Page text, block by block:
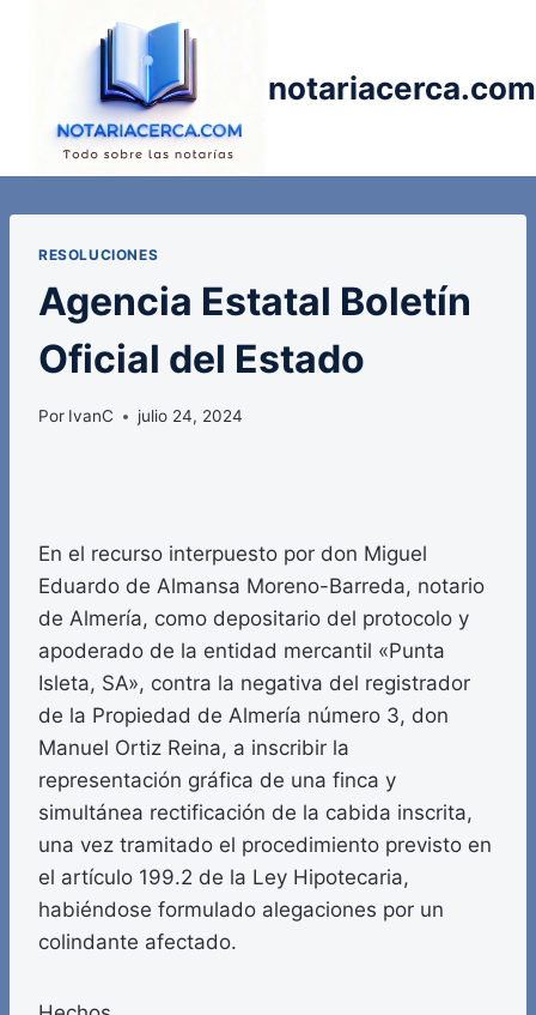
notariacerca.com
RESOLUCIONES
Agencia Estatal Boletín
Oficial del Estado
Por IvanC julio 24, 2024
En el recurso interpuesto por don Miguel
Eduardo de Almansa Moreno-Barreda, notario
de Almería, como depositario del protocolo y
apoderado de la entidad mercantil «Punta
Isleta, SA», contra la negativa del registrador
de la Propiedad de Almería número 3, don
Manuel Ortiz Reina, a inscribir la
representación gráfica de una finca y
simultánea rectificación de la cabida inscrita,
una vez tramitado el procedimiento previsto en
el artículo 199.2 de la Ley Hipotecaria,
habiéndose formulado alegaciones por un
colindante afectado.